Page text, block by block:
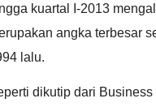
kuartal I-2013
angka terbesar
lalu.
dikutip dari